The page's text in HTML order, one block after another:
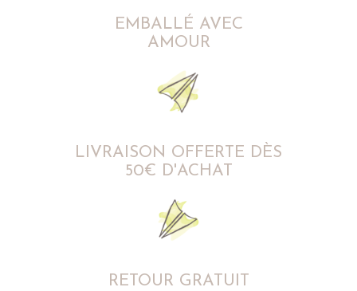
EMBALLÉ AVEC
AMOUR
LIVRAISON OFFERTE DÈS
50€ D'ACHAT
RETOUR GRATUIT